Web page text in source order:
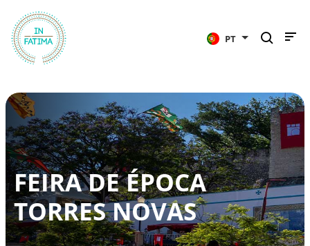
PT
FEIRA DE ÉPOCA
TORRES NOVAS